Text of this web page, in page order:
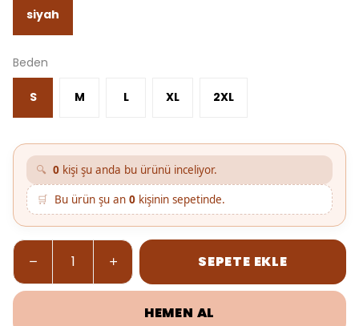
siyah
Beden
S M L XL 2XL
🔍 0 kişi şu anda bu ürünü inceliyor.
🛒 Bu ürün şu an 0 kişinin sepetinde.
SEPETE EKLE
HEMEN AL